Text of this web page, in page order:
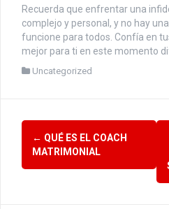
Recuerda que enfrentar una
complejo y personal, y no hay
funcione para todos. Confía en
mejor para ti en este momento
Uncategorized
Navegación
de
← QUÉ ES EL COACH
MATRIMONIAL